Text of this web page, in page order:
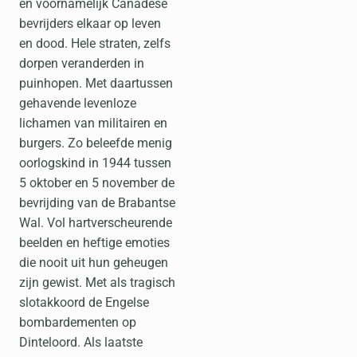
en voornamelijk Canadese
bevrijders elkaar op leven
en dood. Hele straten, zelfs
dorpen veranderden in
puinhopen. Met daartussen
gehavende levenloze
lichamen van militairen en
burgers. Zo beleefde menig
oorlogskind in 1944 tussen
5 oktober en 5 november de
bevrijding van de Brabantse
Wal. Vol hartverscheurende
beelden en heftige emoties
die nooit uit hun geheugen
zijn gewist. Met als tragisch
slotakkoord de Engelse
bombardementen op
Dinteloord. Als laatste